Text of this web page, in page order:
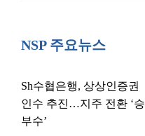
NSP 주요뉴스
Sh수협은행, 상상인증권
인수 추진…지주 전환 ‘승
부수’